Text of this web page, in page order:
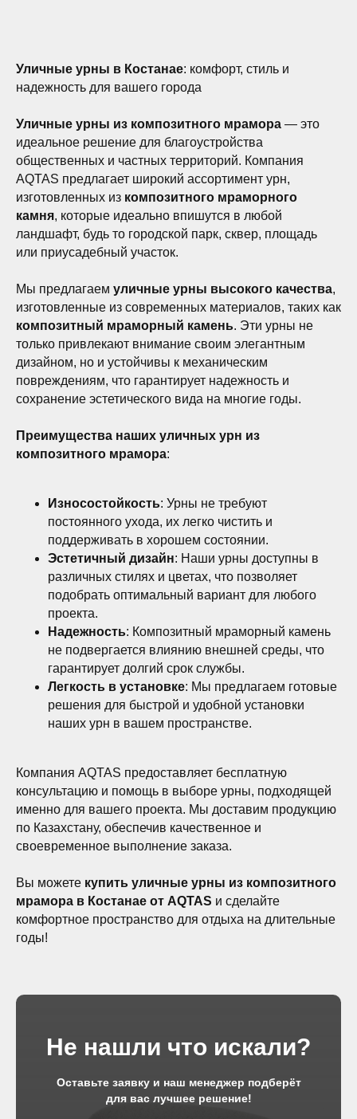
Уличные урны в Костанае: комфорт, стиль и
надежность для вашего города
Уличные урны из композитного мрамора — это
идеальное решение для благоустройства
общественных и частных территорий. Компания
AQTAS предлагает широкий ассортимент урн,
изготовленных из композитного мраморного
камня, которые идеально впишутся в любой
ландшафт, будь то городской парк, сквер, площадь
или приусадебный участок.
Мы предлагаем уличные урны высокого качества,
изготовленные из современных материалов, таких как
композитный мраморный камень. Эти урны не
только привлекают внимание своим элегантным
дизайном, но и устойчивы к механическим
повреждениям, что гарантирует надежность и
сохранение эстетического вида на многие годы.
Преимущества наших уличных урн из
композитного мрамора:
Износостойкость: Урны не требуют
постоянного ухода, их легко чистить и
поддерживать в хорошем состоянии.
Эстетичный дизайн: Наши урны доступны в
различных стилях и цветах, что позволяет
подобрать оптимальный вариант для любого
проекта.
Надежность: Композитный мраморный камень
не подвергается влиянию внешней среды, что
гарантирует долгий срок службы.
Легкость в установке: Мы предлагаем готовые
решения для быстрой и удобной установки
наших урн в вашем пространстве.
Компания AQTAS предоставляет бесплатную
консультацию и помощь в выборе урны, подходящей
именно для вашего проекта. Мы доставим продукцию
по Казахстану, обеспечив качественное и
своевременное выполнение заказа.
Вы можете купить уличные урны из композитного
мрамора в Костанае от AQTAS и сделайте
комфортное пространство для отдыха на длительные
годы!
Не нашли что искали?
Оставьте заявку и наш менеджер подберёт
для вас лучшее решение!